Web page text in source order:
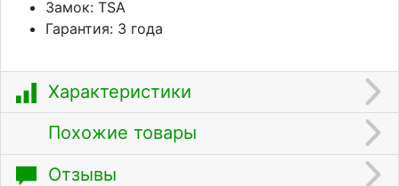
Замок: TSA
Гарантия: 3 года
Характеристики
Похожие товары
Отзывы